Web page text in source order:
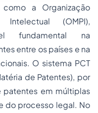
como a Organização
(OMPI),
fundamental na
entre os países e na
O sistema PCT
de Patentes), por
em múltiplas
do processo legal. No